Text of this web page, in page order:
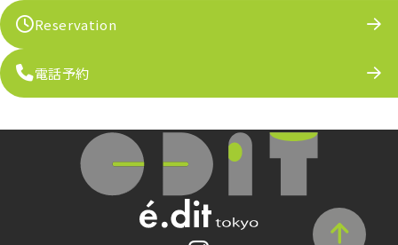
Reservation
電話予約